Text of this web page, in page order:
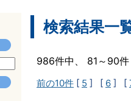
検索結果一
986件中、 81～90
前の10件 [ 5 ] [ 6 ] [